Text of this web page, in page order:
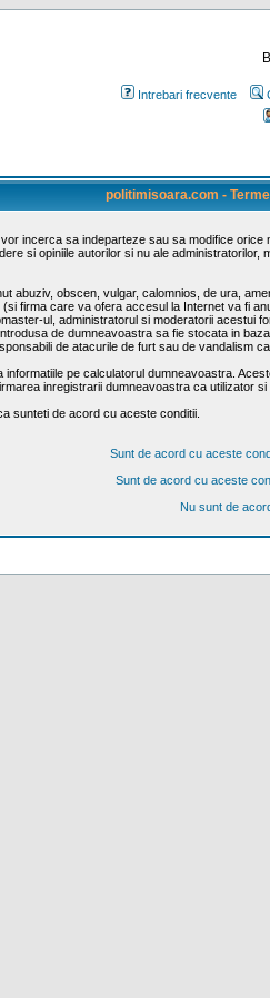
Intrebari frecvente
politimisoara.com -
incerca sa indeparteze sau sa modifice
si opiniile autorilor si nu ale
abuziv, obscen, vulgar, calomnios, de ura,
firma care va ofera accesul la Internet va fi
ul, administratorul si moderatorii
de dumneavoastra sa fie stocata in
de atacurile de furt sau de vandalism
pe calculatorul dumneavoastra.
inregistrarii dumneavoastra ca utilizator
sunteti de acord cu aceste conditii.
Sunt de acord cu aceste
Sunt de acord cu aceste
Nu sunt de